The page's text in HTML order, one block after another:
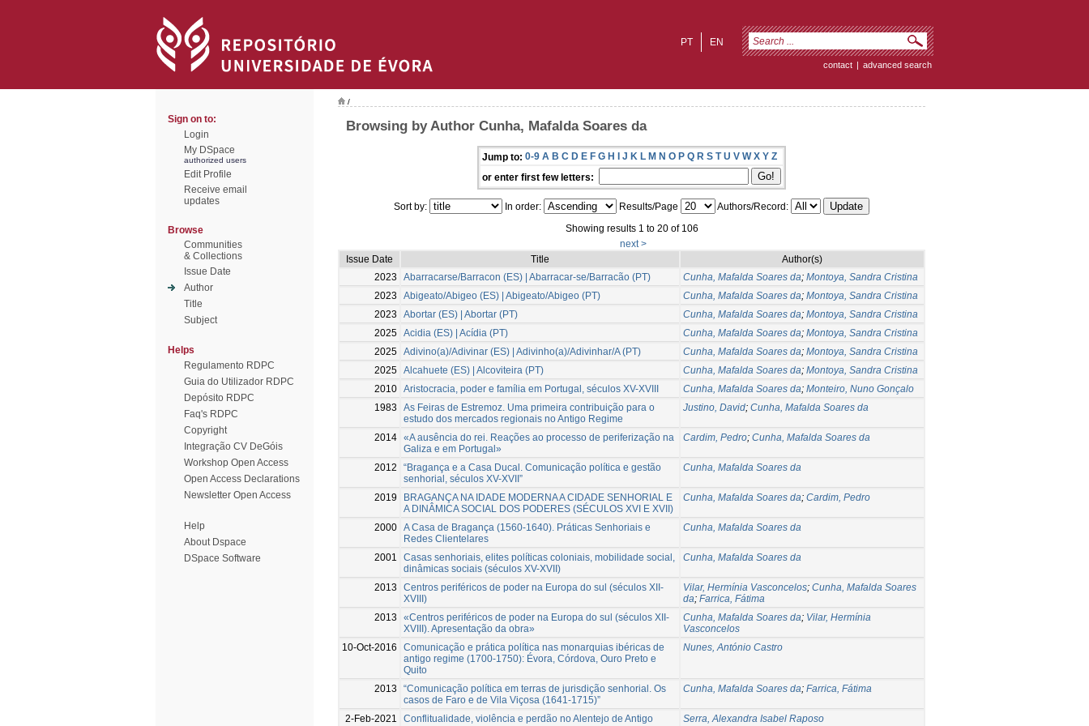
EN
PT
contact | advanced search
Sign on to:
Login
My DSpace
authorized users
Edit Profile
Receive email
updates
Browse
Communities
& Collections
Issue Date
Author
Title
Subject
Helps
Regulamento RDPC
Guia do Utilizador RDPC
Depósito RDPC
Faq's RDPC
Copyright
Integração CV DeGóis
Workshop Open Access
Open Access Declarations
Newsletter Open Access
Help
About Dspace
DSpace Software
/
Browsing by Author Cunha, Mafalda Soares da
Jump to: 0-9 A B C D E F G H I J K L M N O P Q R S T U V W X Y Z
or enter first few letters:
Sort by: In order: Results/Page
Authors/Record:
Showing results 1 to 20 of 106
next >
Issue Date
Title
Author(s)
2023
Abarracarse/Barracon (ES) | Abarracar-se/Barracão (PT) Cunha, Mafalda Soares da; Montoya, Sandra Cristina
2023
Abigeato/Abigeo (ES) | Abigeato/Abigeo (PT) Cunha, Mafalda Soares da; Montoya, Sandra Cristina
2023
Abortar (ES) | Abortar (PT) Cunha, Mafalda Soares da; Montoya, Sandra Cristina
2025 Acidia (ES) | Acídia (PT) Cunha, Mafalda Soares da; Montoya, Sandra Cristina
2025 Adivino(a)/Adivinar (ES) | Adivinho(a)/Adivinhar/A (PT) Cunha, Mafalda Soares da; Montoya, Sandra Cristina
2025 Alcahuete (ES) | Alcoviteira (PT) Cunha, Mafalda Soares da; Montoya, Sandra Cristina
2010 Aristocracia, poder e família em Portugal, séculos XV-XVIII Cunha, Mafalda Soares da; Monteiro, Nuno Gonçalo
1983
As Feiras de Estremoz. Uma primeira contribuição para o
estudo dos mercados regionais no Antigo Regime
Justino, David; Cunha, Mafalda Soares da
2014 «A ausência do rei. Reações ao processo de periferização na
Galiza e em Portugal»
Cardim, Pedro; Cunha, Mafalda Soares da
2012
“Bragança e a Casa Ducal. Comunicação política e gestão
senhorial, séculos XV-XVII”
Cunha, Mafalda Soares da
2019
BRAGANÇA NA IDADE MODERNA A CIDADE SENHORIAL E
A DINÂMICA SOCIAL DOS PODERES (SÉCULOS XVI E XVII)
Cunha, Mafalda Soares da; Cardim, Pedro
2000 A Casa de Bragança (1560-1640). Práticas Senhoriais e
Redes Clientelares
Cunha, Mafalda Soares da
2001
Casas senhoriais, elites políticas coloniais, mobilidade social,
dinâmicas sociais (séculos XV-XVII)
Cunha, Mafalda Soares da
2013
Centros periféricos de poder na Europa do sul (séculos XII-
XVIII)
Vilar, Hermínia Vasconcelos; Cunha, Mafalda Soares
da; Farrica, Fátima
2013
«Centros periféricos de poder na Europa do sul (séculos XII-
XVIII). Apresentação da obra»
Cunha, Mafalda Soares da; Vilar, Hermínia
Vasconcelos
10-Oct-2016
Comunicação e prática política nas monarquias ibéricas de
antigo regime (1700-1750): Évora, Córdova, Ouro Preto e
Quito
Nunes, António Castro
2013
“Comunicação política em terras de jurisdição senhorial. Os
casos de Faro e de Vila Viçosa (1641-1715)”
Cunha, Mafalda Soares da; Farrica, Fátima
2-Feb-2021
Conflitualidade, violência e perdão no Alentejo de Antigo
Serra, Alexandra Isabel Raposo